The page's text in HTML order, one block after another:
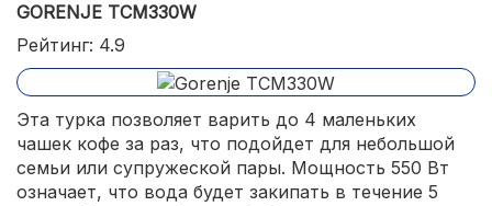
GORENJE TCM330W
Рейтинг: 4.9
Эта турка позволяет варить до 4 маленьких
чашек кофе за раз, что подойдет для небольшой
семьи или супружеской пары. Мощность 550 Вт
означает, что вода будет закипать в течение 5